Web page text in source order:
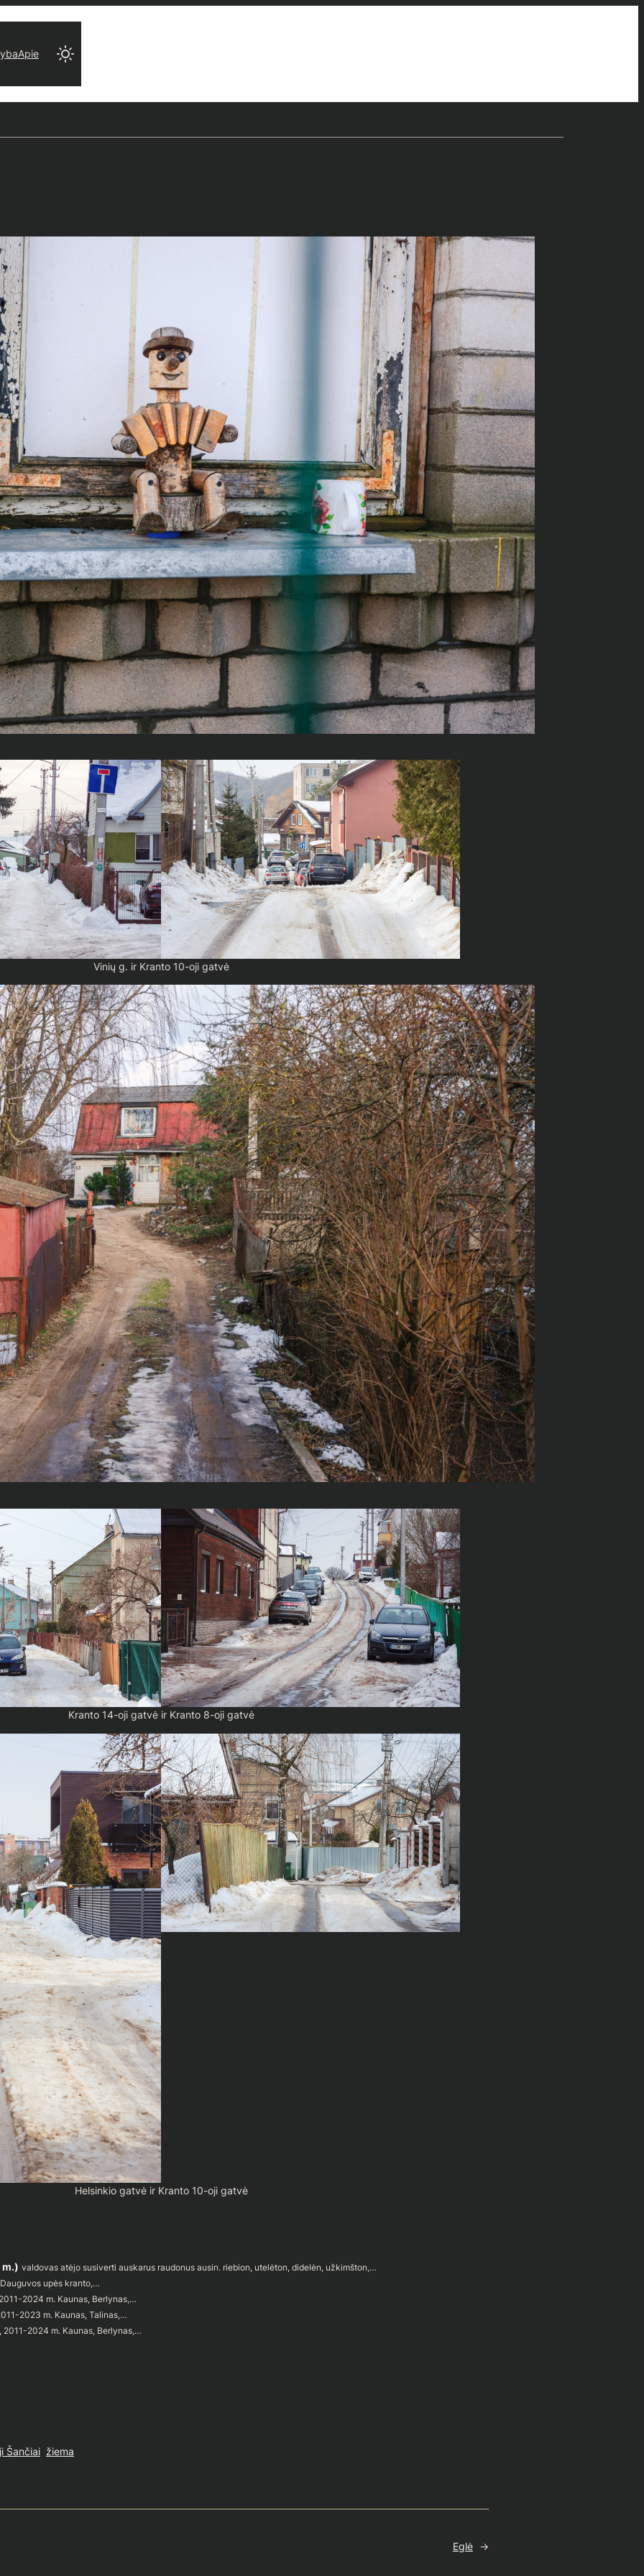
Apie
Vinių g. ir Kranto 10-oji gatvė
Kranto 14-oji gatvė ir Kranto 8-oji gatvė
Helsinkio gatvė ir Kranto 10-oji gatvė
valdovas atėjo susiverti auskarus raudonus ausin. riebion, utelėton, didelėn, užkimšton,…
upės kranto,…
2024 m. Kaunas, Berlynas,…
2023 m. Kaunas, Talinas,…
2024 m. Kaunas, Berlynas,…
Šančiai žiema
Eglė →